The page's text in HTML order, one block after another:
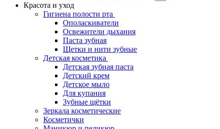
Красота и уход
Гигиена полости рта
Ополаскиватели
Освежители дыхания
Паста зубная
Щетки и нити зубные
Детская косметика
Детская зубная паста
Детский крем
Детское мыло
Для купания
Зубные щётки
Зеркала косметические
Косметички